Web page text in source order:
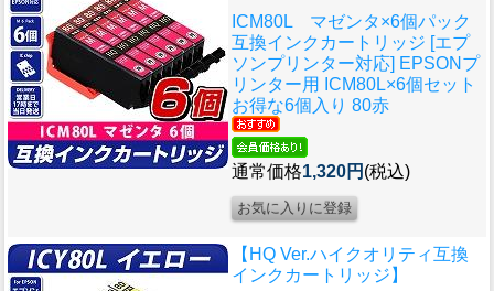
ICM80L マゼンタ×6個パック
互換インクカートリッジ [エプ
ソンプリンター対応] EPSONプ
リンター用 ICM80L×6個セット
お得な6個入り 80赤
通常価格1,320円 (税込)
【HQ Ver.ハイクオリティ互換
インクカートリッジ】